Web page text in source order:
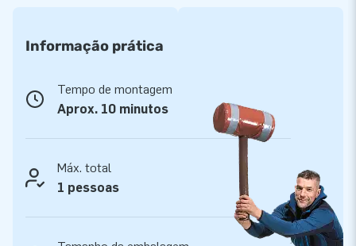
Alta Qualidade e 5 anos de garantia
aspetos, como por exemplo, as costuras são cosidas várias
vezes. Para além disso, são produzidos com lona (pvc) de
alta qualidade e resistência, permitindo uma fácil limpeza do
mesmo. O Rodeo tem 5 anos de garantia, garantindo aos
clientes anos de diversão. Ao comprar o Rodeo Cavalo dará
aos seus clientes, um dia inesquecível.
Mais de 15.000 clientes elegeram JB
Informação prática
Tempo de montagem
Aprox. 10 minutos
Máx. total
1 pessoas